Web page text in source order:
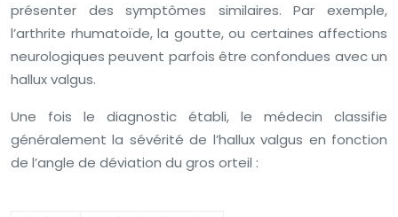
présenter des symptômes similaires. Par exemple,
l’arthrite rhumatoïde, la goutte, ou certaines affections
neurologiques peuvent parfois être confondues avec un
hallux valgus.
Une fois le diagnostic établi, le médecin classifie
généralement la sévérité de l’hallux valgus en fonction
de l’angle de déviation du gros orteil :